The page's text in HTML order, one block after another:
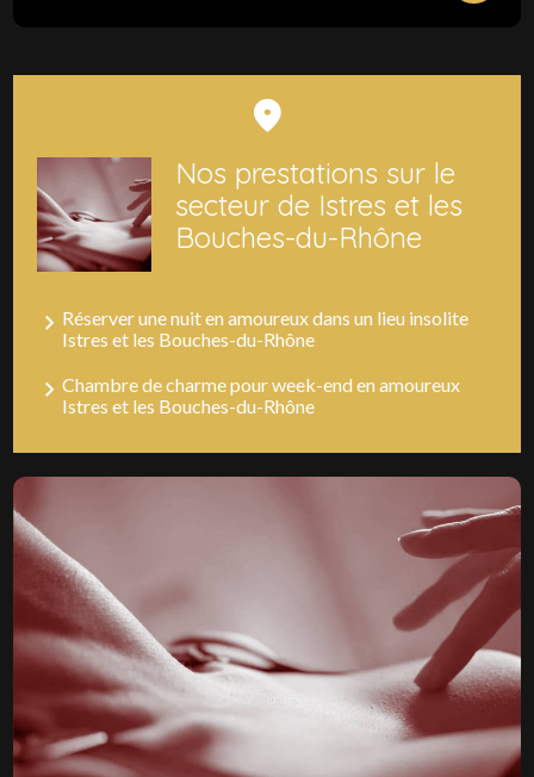
Nos prestations sur le
secteur de Istres et les
Bouches-du-Rhône
Réserver une nuit en amoureux dans un lieu insolite
Istres et les Bouches-du-Rhône
Chambre de charme pour week-end en amoureux
Istres et les Bouches-du-Rhône